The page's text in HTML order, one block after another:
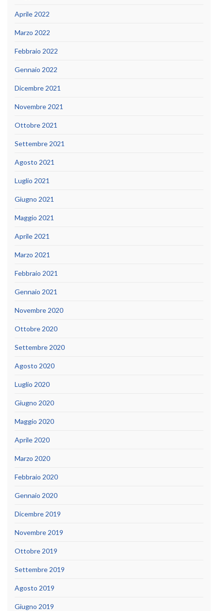
Aprile 2022
Marzo 2022
Febbraio 2022
Gennaio 2022
Dicembre 2021
Novembre 2021
Ottobre 2021
Settembre 2021
Agosto 2021
Luglio 2021
Giugno 2021
Maggio 2021
Aprile 2021
Marzo 2021
Febbraio 2021
Gennaio 2021
Novembre 2020
Ottobre 2020
Settembre 2020
Agosto 2020
Luglio 2020
Giugno 2020
Maggio 2020
Aprile 2020
Marzo 2020
Febbraio 2020
Gennaio 2020
Dicembre 2019
Novembre 2019
Ottobre 2019
Settembre 2019
Agosto 2019
Giugno 2019